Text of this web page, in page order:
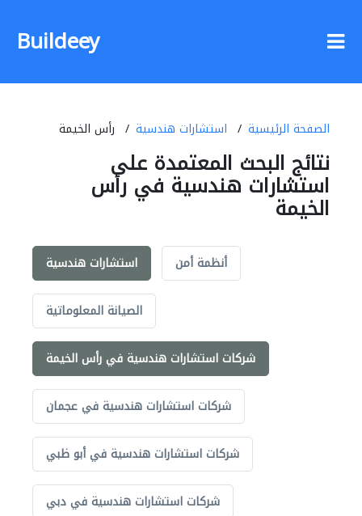
Buildeey
الصفحة الرئيسية استشارات هندسية رأس الخيمة
نتائج البحث المعتمدة على
استشارات هندسية في رأس
الخيمة
استشارات هندسية أنظمة أمن
الصيانة المعلوماتية
شركات استشارات هندسية في رأس الخيمة
شركات استشارات هندسية في عجمان
شركات استشارات هندسية في أبو ظبي
شركات استشارات هندسية في دبي